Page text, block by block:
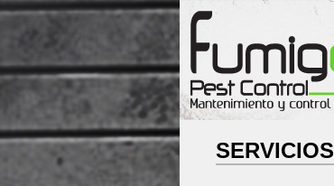
SERVICIOS